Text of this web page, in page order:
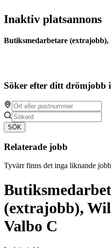
Inaktiv platsannons
Butiksmedarbetare
Söker efter ditt drömjobb
SÖK
Relaterade jobb
Tyvärr finns det inga liknande
(extrajobb),
Valbo C